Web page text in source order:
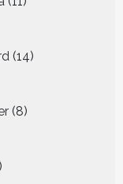
producten
14
producten
8
producten
producten